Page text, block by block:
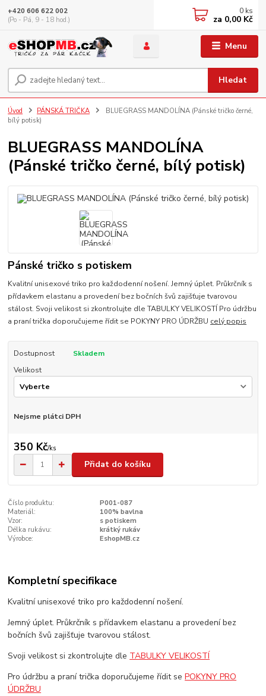
Menu
Hledat
+420 606 622 002
(Po - Pá, 9 - 18 hod.)
0 ks
za 0,00 Kč
Úvod PÁNSKÁ TRIČKA
BLUEGRASS MANDOLÍNA (Pánské tričko černé,
bílý potisk)
BLUEGRASS MANDOLÍNA
(Pánské tričko černé, bílý potisk)
Pánské tričko s potiskem
Kvalitní unisexové triko pro každodenní nošení. Jemný úplet. Průkrčník s
přídavkem elastanu a provedení bez bočních švů zajišťuje tvarovou
stálost. Svoji velikost si zkontrolujte dle TABULKY VELIKOSTÍ Pro údržbu
a praní trička doporučujeme řídit se POKYNY PRO ÚDRŽBU celý popis
Dostupnost
Skladem
Velikost
Nejsme plátci DPH
350 Kč/ks
Přidat do košíku
Číslo produktu:
P001-087
Materiál:
100% bavlna
Vzor:
s potiskem
Délka rukávu:
krátký rukáv
Výrobce:
EshopMB.cz
Kompletní specifikace
Kvalitní unisexové triko pro každodenní nošení.
Jemný úplet. Průkrčník s přídavkem elastanu a provedení bez
bočních švů zajišťuje tvarovou stálost.
Svoji velikost si zkontrolujte dle TABULKY VELIKOSTÍ
Pro údržbu a praní trička doporučujeme řídit sePOKYNY PRO
ÚDRŽBU